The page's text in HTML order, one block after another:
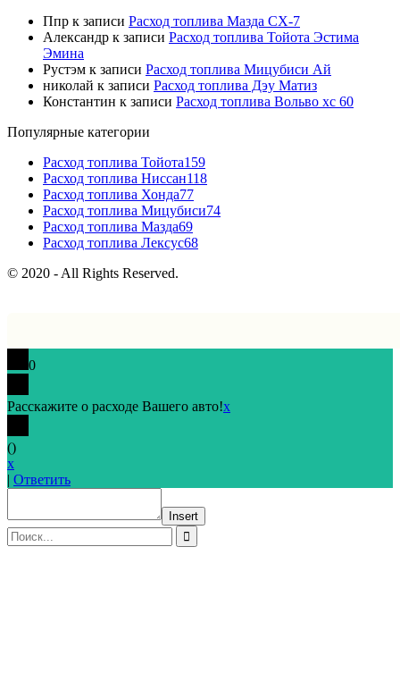
Ппр к записи Расход топлива Мазда СХ-7
Александр к записи Расход топлива Тойота Эстима
Эмина
Рустэм к записи Расход топлива Мицубиси Ай
николай к записи Расход топлива Дэу Матиз
Константин к записи Расход топлива Вольво хс 60
Популярные категории
Расход топлива Тойота159
Расход топлива Ниссан118
Расход топлива Хонда77
Расход топлива Мицубиси74
Расход топлива Мазда69
Расход топлива Лексус68
© 2020 - All Rights Reserved.
0
Расскажите о расходе Вашего авто!x
()
x
| Ответить
Insert